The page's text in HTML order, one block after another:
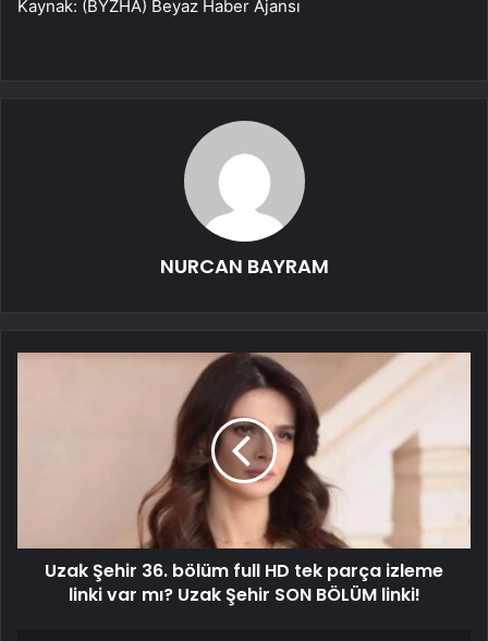
Kaynak: (BYZHA) Beyaz Haber Ajansı
NURCAN BAYRAM
Uzak Şehir 36. bölüm full HD tek parça izleme
linki var mı? Uzak Şehir SON BÖLÜM linki!